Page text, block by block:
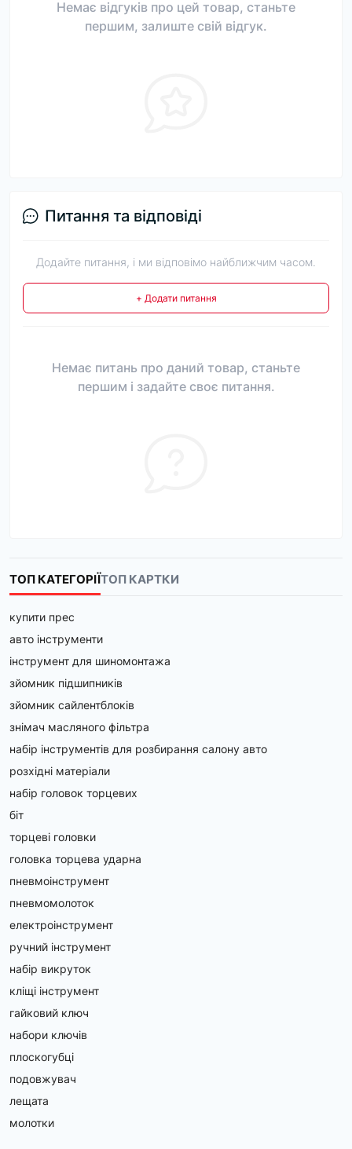
Немає відгуків про цей товар, станьте
першим, залиште свій відгук.
Питання та відповіді
Додайте питання, і ми відповімо найближчим часом.
+ Додати питання
Немає питань про даний товар, станьте
першим і задайте своє питання.
ТОП КАТЕГОРІЇТОП КАРТКИ
купити прес
авто інструменти
інструмент для шиномонтажа
зйомник підшипників
зйомник сайлентблоків
знімач масляного фільтра
набір інструментів для розбирання салону авто
розхідні матеріали
набір головок торцевих
біт
торцеві головки
головка торцева ударна
пневмоінструмент
пневмомолоток
електроінструмент
ручний інструмент
набір викруток
кліщі інструмент
гайковий ключ
набори ключів
плоскогубці
подовжувач
лещата
молотки